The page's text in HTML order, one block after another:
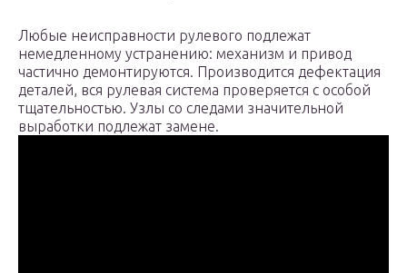
Любые неисправности рулевого подлежат
немедленному устранению: механизм и привод
частично демонтируются. Производится дефектация
деталей, вся рулевая система проверяется с особой
тщательностью. Узлы со следами значительной
выработки подлежат замене.